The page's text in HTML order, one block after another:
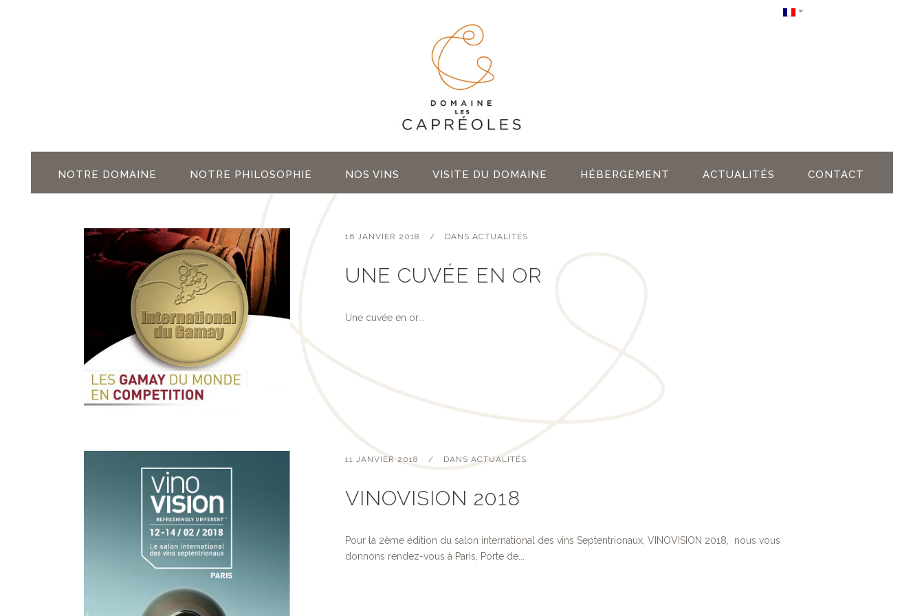
NOTRE DOMAINE NOTRE PHILOSOPHIE NOS VINS VISITE DU DOMAINE HÉBERGEMENT ACTUALITÉS CONTACT
16 JANVIER 2018 DANS ACTUALITÉS
UNE CUVÉE EN OR
Une cuvée en or...
11 JANVIER 2018 DANS ACTUALITÉS
VINOVISION 2018
Pour la 2ème édition du salon international des vins Septentrionaux, VINOVISION 2018, nous vous
donnons rendez-vous à Paris, Porte de...